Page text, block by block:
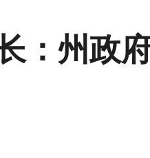
：州政